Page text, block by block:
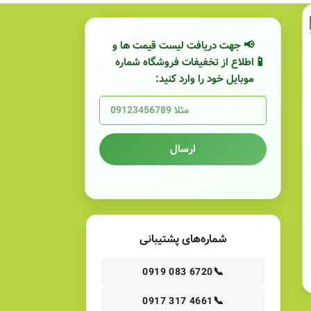
📢 جهت دریافت لیست قیمت ها و
اطلاع از تخفیفات فروشگاه شماره
موبایل خود را وارد کنید:
ارسال
شماره‌های پشتیبانی
📞
0919 083 6720
📞
0917 317 4661